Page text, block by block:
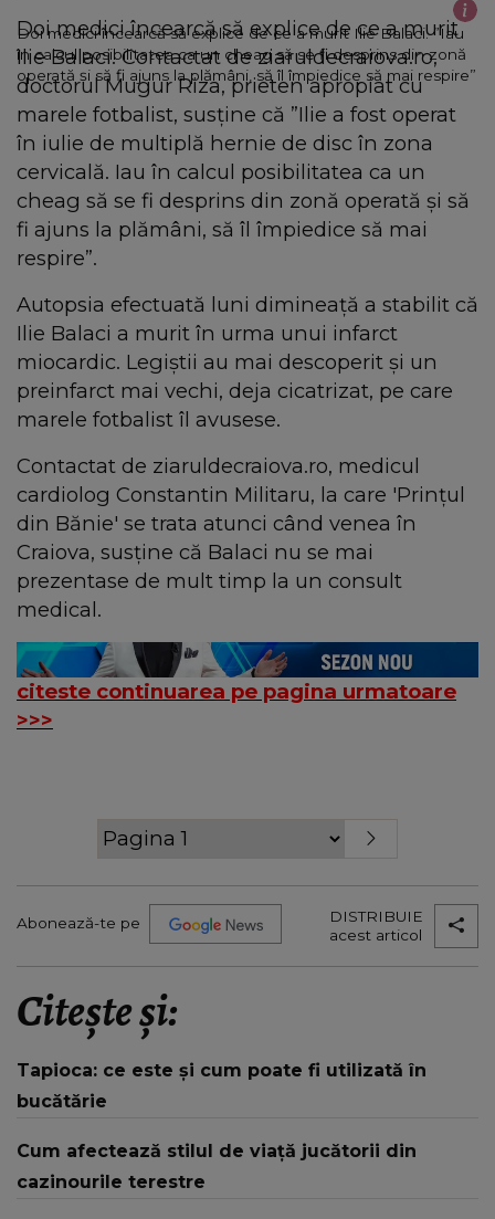
Doi medici încearcă să explice de ce a murit Ilie Balaci. ”Iau
în calcul posibilitatea ca un cheag să se fi desprins din zonă
operată şi să fi ajuns la plămâni, să îl împiedice să mai respire”
Doi medici încearcă să explice de ce a murit
Ilie Balaci. Contactat de ziaruldecraiova.ro,
doctorul Mugur Riza, prieten apropiat cu
marele fotbalist, susţine că ”Ilie a fost operat
în iulie de multiplă hernie de disc în zona
cervicală. Iau în calcul posibilitatea ca un
cheag să se fi desprins din zonă operată şi să
fi ajuns la plămâni, să îl împiedice să mai
respire”.
Autopsia efectuată luni dimineaţă a stabilit că
Ilie Balaci a murit în urma unui infarct
miocardic. Legiştii au mai descoperit şi un
preinfarct mai vechi, deja cicatrizat, pe care
marele fotbalist îl avusese.
Contactat de ziaruldecraiova.ro, medicul
cardiolog Constantin Militaru, la care 'Prinţul
din Bănie' se trata atunci când venea în
Craiova, susţine că Balaci nu se mai
prezentase de mult timp la un consult
medical.
citeste continuarea pe pagina urmatoare
>>>
Abonează-te pe
DISTRIBUIE
acest articol
Citește și:
Tapioca: ce este și cum poate fi utilizată în
bucătărie
Cum afectează stilul de viaţă jucătorii din
cazinourile terestre